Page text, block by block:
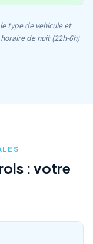
type de vehicule et
de nuit (22h-6h)
: votre